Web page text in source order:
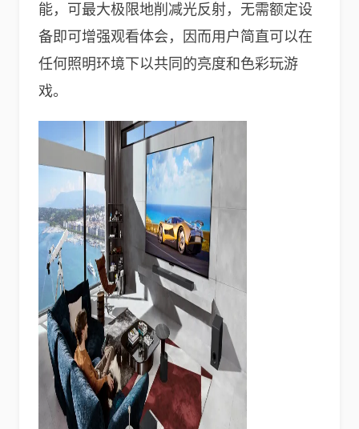
能，可最大极限地削减光反射，无需额定设
备即可增强观看体会，因而用户简直可以在
任何照明环境下以共同的亮度和色彩玩游
戏。